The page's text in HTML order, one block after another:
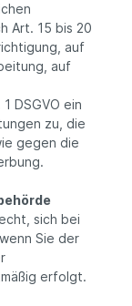
Art. 15 bis 20
auf
auf
DSGVO ein
zu, die
gegen die
sich bei
Sie der
erfolgt.